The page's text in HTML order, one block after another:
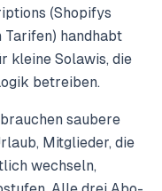
(Shopifys
Tarifen) handhabt
kleine Solawis, die
betreiben.
saubere
Mitglieder, die
wechseln,